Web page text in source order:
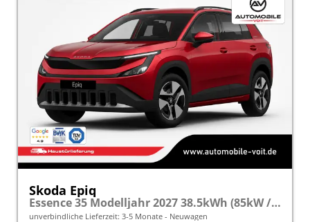
Skoda Epiq
Essence 35 Modelljahr 2027 38.5kWh (85kW / 116PS) 5J. Garantie frei konfigurierbar!
unverbindliche Lieferzeit: 3-5 Monate Neuwagen